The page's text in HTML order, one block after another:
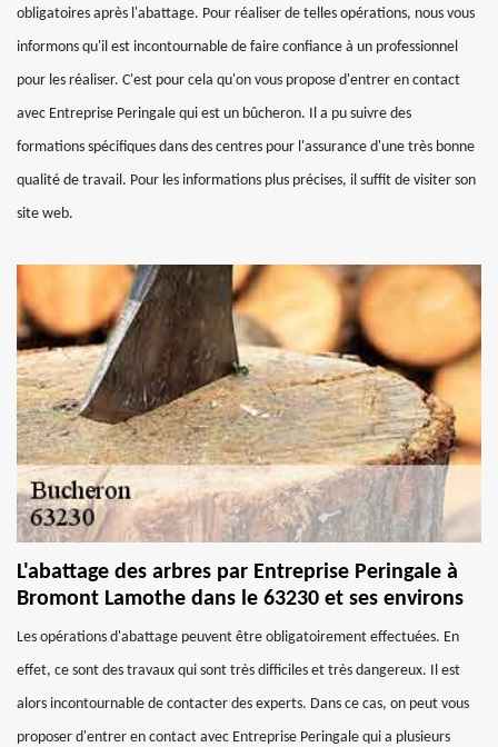
obligatoires après l'abattage. Pour réaliser de telles opérations, nous vous
informons qu'il est incontournable de faire confiance à un professionnel
pour les réaliser. C'est pour cela qu'on vous propose d'entrer en contact
avec Entreprise Peringale qui est un bûcheron. Il a pu suivre des
formations spécifiques dans des centres pour l'assurance d'une très bonne
qualité de travail. Pour les informations plus précises, il suffit de visiter son
site web.
L'abattage des arbres par Entreprise Peringale à
Bromont Lamothe dans le 63230 et ses environs
Les opérations d'abattage peuvent être obligatoirement effectuées. En
effet, ce sont des travaux qui sont très difficiles et très dangereux. Il est
alors incontournable de contacter des experts. Dans ce cas, on peut vous
proposer d'entrer en contact avec Entreprise Peringale qui a plusieurs